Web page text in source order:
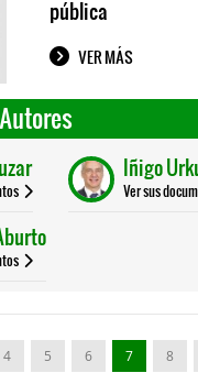
pública
VER MÁS
Iñigo
Ver sus
4 5 6 7 8